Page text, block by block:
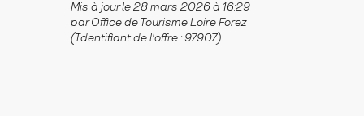
Mis à jour le 28 mars 2026 à 16:29
par Office de Tourisme Loire Forez
(Identifiant de l'offre : 97907)